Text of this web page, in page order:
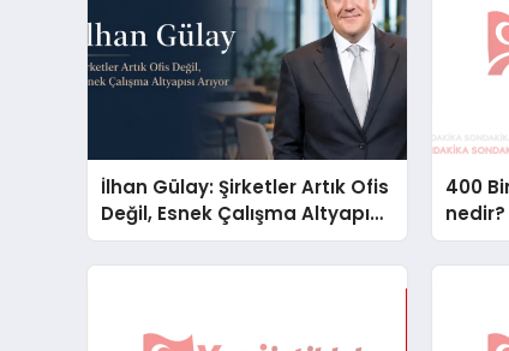
İlhan Gülay: Şirketler Artık Ofis
Değil, Esnek Çalışma Altyapısı
Arıyor
400
nedir?